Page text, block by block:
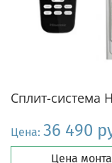
Сплит-система
Цена: 36 490
Цена